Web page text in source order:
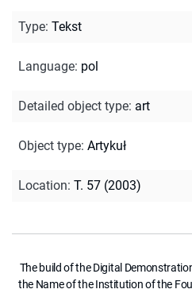
Type: Tekst
Language: pol
Detailed object type: art
Object type: Artykuł
Location: T. 57 (2003)
The build of the Digital
the Name of the Institution of the